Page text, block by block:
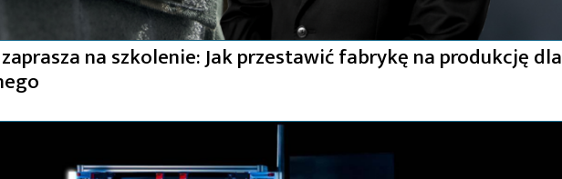
na szkolenie: Jak przestawić fabrykę na produkcję dla